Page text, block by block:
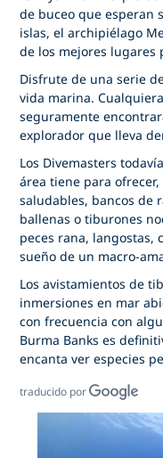
de buceo que esperan
islas, el archipiélago
de los mejores lugares
Disfrute de una serie
vida marina.
seguramente
explorador que lleva
Los Divemasters
área tiene para
saludables, bancos de
ballenas o tiburones
peces rana, langostas,
sueño de un macro-
Los avistamientos de
inmersiones en mar
con frecuencia con
Burma Banks es
encanta ver especies
traducido por